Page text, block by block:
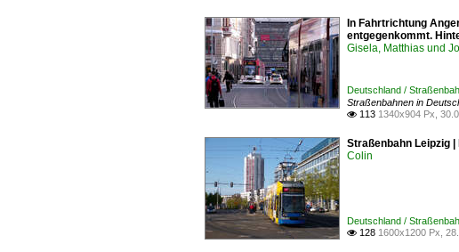
In Fahrtrichtung
entgegenkommt.
Gisela, Matthias und
Deutschland /
Straßenbahnen in
 113 1340x904 Px,
Straßenbahn Leipzig
Colin
Deutschland /
 128 1600x1200 Px,